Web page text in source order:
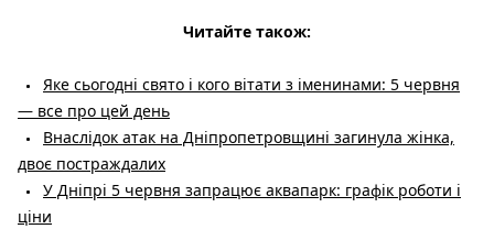
Читайте також:
Яке сьогодні свято і кого вітати з іменинами: 5 червня
— все про цей день
Внаслідок атак на Дніпропетровщині загинула жінка,
двоє постраждалих
У Дніпрі 5 червня запрацює аквапарк: графік роботи і
ціни